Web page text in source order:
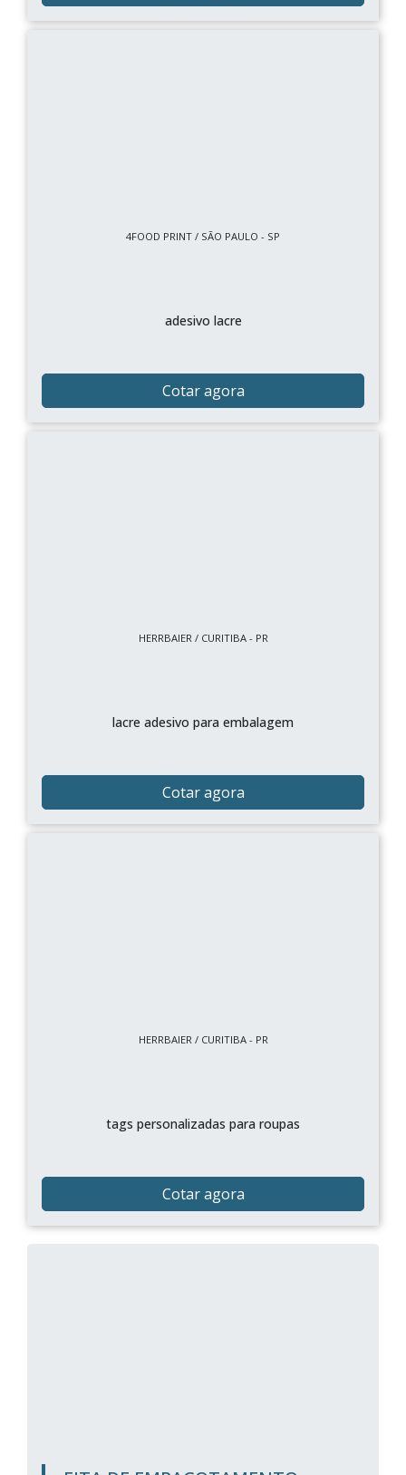
4FOOD PRINT / SÃO PAULO - SP
adesivo lacre
Cotar agora
HERRBAIER / CURITIBA - PR
lacre adesivo para embalagem
Cotar agora
HERRBAIER / CURITIBA - PR
tags personalizadas para roupas
Cotar agora